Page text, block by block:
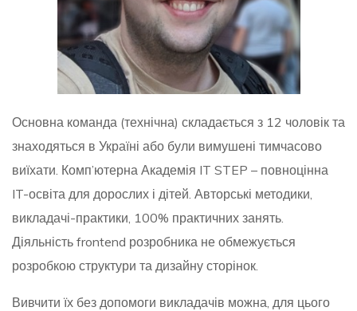
Основна команда (технічна) складається з 12 чоловік та
знаходяться в Україні або були вимушені тимчасово
виїхати. Комп’ютерна Академія IT STEP – повноцінна
IT-освіта для дорослих і дітей. Авторські методики,
викладачі-практики, 100% практичних занять.
Діяльність frontend розробника не обмежується
розробкою структури та дизайну сторінок.
Вивчити їх без допомоги викладачів можна, для цього